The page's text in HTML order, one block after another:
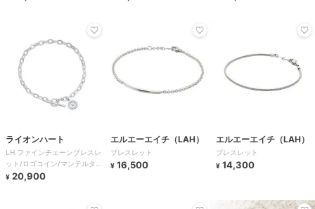
ライオンハート
LH ファインチェーンブレスレ
ット/ロゴコイン/マンテルタイ
プ/シルバー925
¥ 20,900
エルエーエイチ（LAH）
ブレスレット
¥ 16,500
エルエーエイチ（LAH）
ブレスレット
¥ 14,300